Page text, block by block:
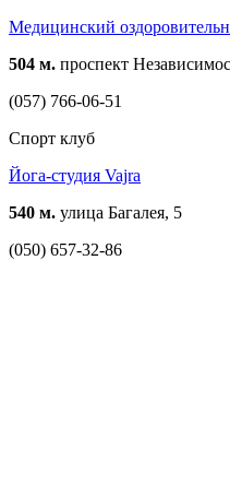
Медицинский
504 м. проспект
(057) 766-06-51
Спорт клуб
Йога-студия Vajra
540 м. улица Багалея, 5
(050) 657-32-86